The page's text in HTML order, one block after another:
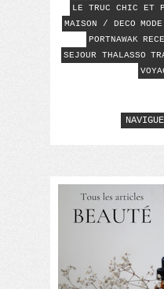
LE TRUC CHIC ET
MAISON / DECO
PORTNAWAK
SEJOUR THALASSO